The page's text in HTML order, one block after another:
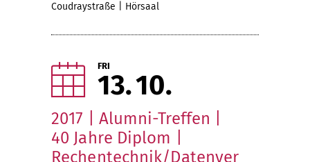
Coudraystraße | Hörsaal
FRI
13 10
2017 | Alumni-Treffen |
40 Jahre Diplom |
Rechentechnik/Datenver